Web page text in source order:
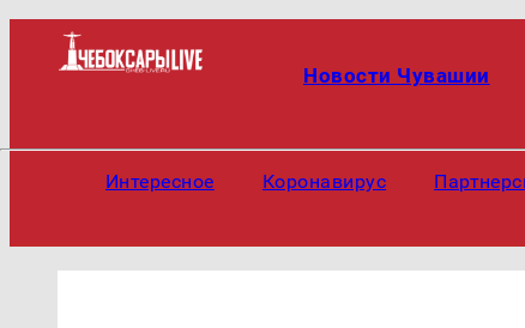
Новости Чувашии
Интересное Коронавирус